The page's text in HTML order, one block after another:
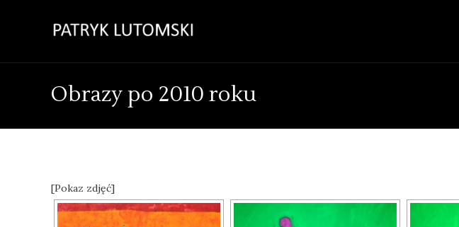
Obrazy po 2010 roku
[Pokaz zdjęć]